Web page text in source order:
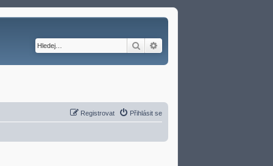
Hledat
Přihlásit se
Registrovat